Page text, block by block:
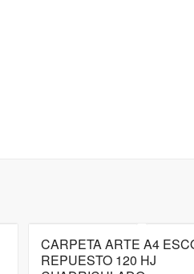
CARPETA ARTE A4
REPUESTO 120 HJ